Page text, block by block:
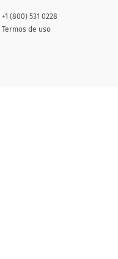
(800) 531 0228
Termos de uso